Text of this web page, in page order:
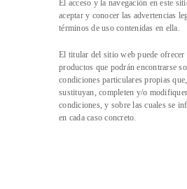
El acceso y la navegación en este
aceptar y conocer las advertencias
términos de uso contenidas en ella.
El titular del sitio web puede ofrecer
productos que podrán encontrarse
condiciones particulares propias
sustituyan, completen y/o
condiciones, y sobre las cuales se
en cada caso concreto.